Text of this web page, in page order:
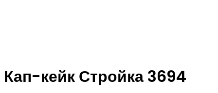
Кап-кейк Стройка 3694